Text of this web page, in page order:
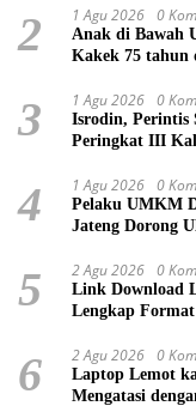
2 1 Agu 2026 0
Anak di Bawah
Kakek 75 tahun
3 1 Agu 2026 0
Isrodin, Perintis
Peringkat III
4 1 Agu 2026 0
Pelaku UMKM
Jateng Dorong
5 2 Agu 2026 0
Link Download
Lengkap
6 2 Agu 2026 0
Laptop Lemot
Mengatasi